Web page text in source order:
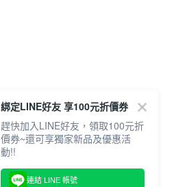
綁定LINE好友 享100元折價券
趕快加入LINE好友，領取100元折
價券~還可享獨家新品及優惠活
動!!
連結 LINE 帳號